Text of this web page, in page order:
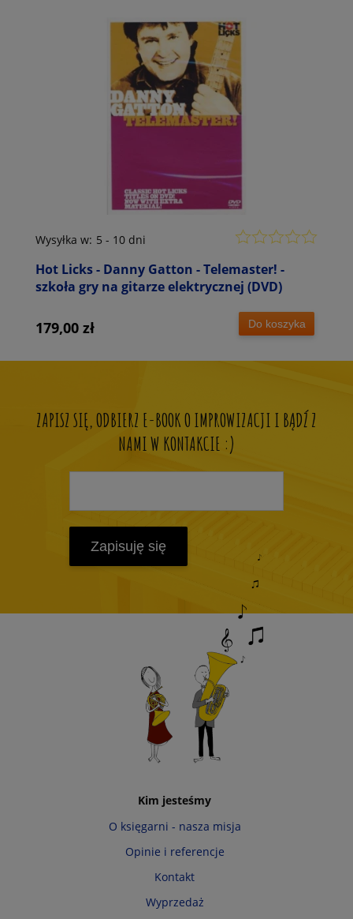
Hot Licks - Danny Gatton - Telemaster! -
szkoła gry na gitarze elektrycznej (DVD)
Wysyłka w: 5 - 10 dni
179,00 zł Do koszyka
ZAPISZ SIĘ, ODBIERZ E-BOOK O IMPROWIZACJI I BĄDŹ Z
NAMI W KONTAKCIE :)
Zapisuję się
Kim jesteśmy
O księgarni - nasza misja
Opinie i referencje
Kontakt
Wyprzedaż